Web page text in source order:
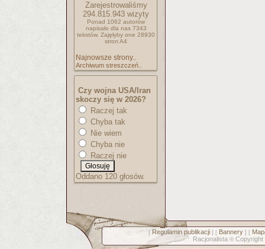
Zarejestrowaliśmy
294.815.943 wizyty
Ponad 1062 autorów
napisało dla nas 7343
tekstów. Zajęłyby one 28930
stron A4
Najnowsze strony..
Archiwum streszczeń..
Czy wojna USA/Iran
skoczy się w 2026?
Raczej tak
Chyba tak
Nie wiem
Chyba nie
Raczej nie
Oddano 120 głosów.
[ Regulamin publikacji] [ Bannery] [
Racjonalista © Copyright